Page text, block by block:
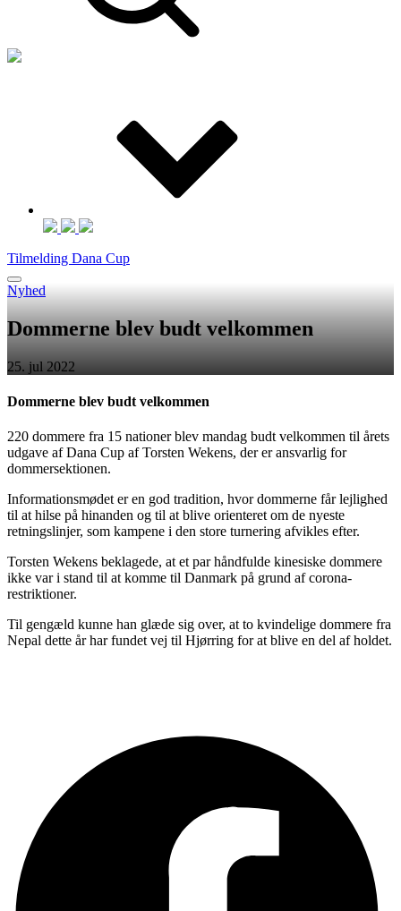
Tilmelding Dana Cup
Nyhed
Dommerne blev budt velkommen
25. jul 2022
Dommerne blev budt velkommen
220 dommere fra 15 nationer blev mandag budt velkommen til årets
udgave af Dana Cup af Torsten Wekens, der er ansvarlig for
dommersektionen.
Informationsmødet er en god tradition, hvor dommerne får lejlighed
til at hilse på hinanden og til at blive orienteret om de nyeste
retningslinjer, som kampene i den store turnering afvikles efter.
Torsten Wekens beklagede, at et par håndfulde kinesiske dommere
ikke var i stand til at komme til Danmark på grund af corona-
restriktioner.
Til gengæld kunne han glæde sig over, at to kvindelige dommere fra
Nepal dette år har fundet vej til Hjørring for at blive en del af holdet.